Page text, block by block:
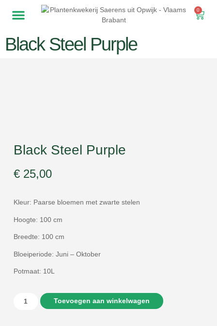
0
Black Steel Purple
Black Steel Purple
€ 25,00
Kleur: Paarse bloemen met zwarte stelen
Hoogte: 100 cm
Breedte: 100 cm
Bloeiperiode: Juni – Oktober
Potmaat: 10L
Toevoegen aan winkelwagen